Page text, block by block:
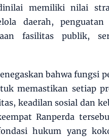
memiliki nilai
daerah,
fasilitas publik,
bahwa fungsi
memastikan setiap
keadilan sosial dan
Ranperda
hukum yang